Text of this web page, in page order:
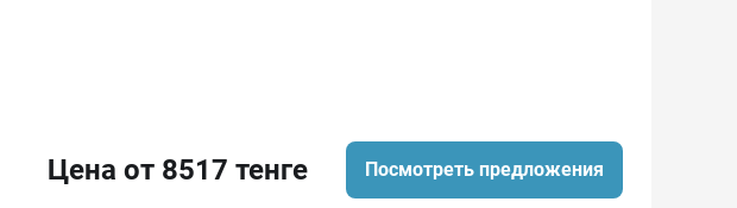
Цена от 8517 тенге Посмотреть предложения